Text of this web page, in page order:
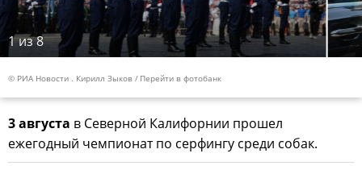
1из 8
© РИА Новости . Кирилл Зыков Перейти в фотобанк
3 августа в Северной Калифорнии прошел
ежегодный чемпионат по серфингу среди собак.